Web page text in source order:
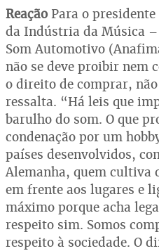
Reação Para o
da Indústria da Música
Som Automotivo
não se deve proibir nem
o direito de comprar,
ressalta. “Há leis que
barulho do som. O que
condenação por um
países desenvolvidos,
Alemanha, quem cultiva
em frente aos lugares e
máximo porque acha
respeito sim. Somos
respeito à sociedade. O